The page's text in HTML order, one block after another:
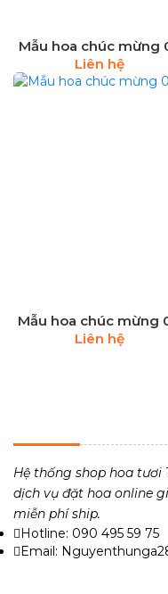
Mẫu hoa chúc mừng
Liên hệ
Mẫu hoa chúc mừng
Liên hệ
Hệ thống shop hoa tươi
dịch vụ đặt hoa online
miễn phí ship.
Hotline: 090 495 59 75
Email: